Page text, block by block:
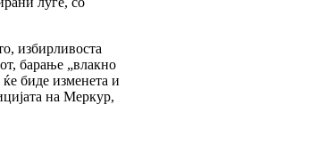
избирливоста
барање „влакно
биде изменета и
на Меркур,